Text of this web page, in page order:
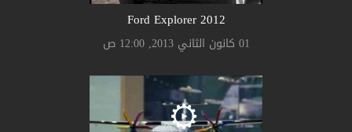
2012 Ford Explorer
01 كانون الثاني 2013, 12:00 ص